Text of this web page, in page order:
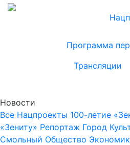
Программа
Трансляции
Новости
Все Нацпроекты 100-летие
«Зениту» Репортаж Город
Смольный Общество